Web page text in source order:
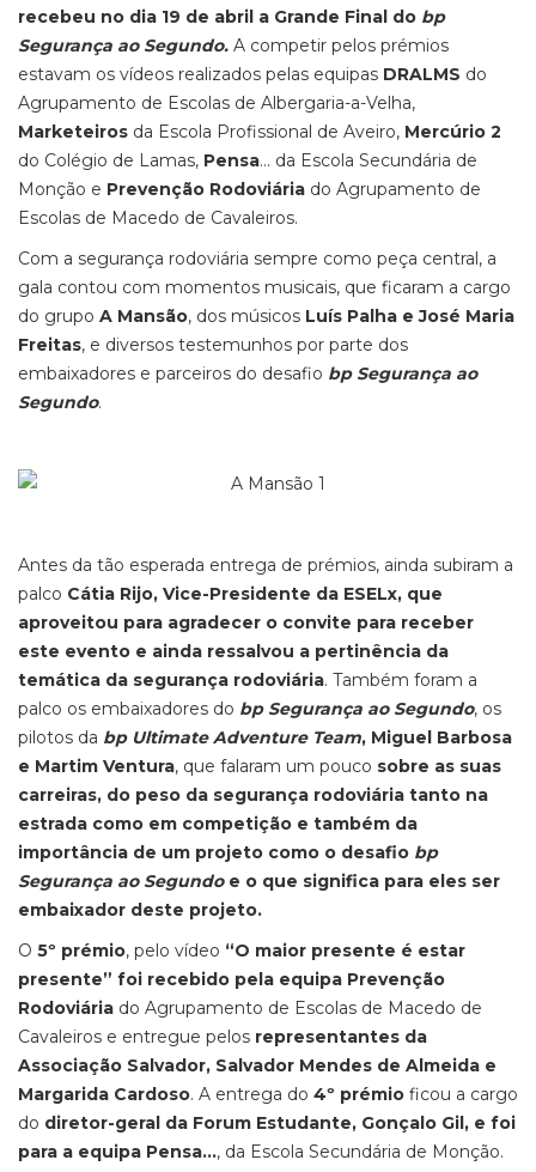
recebeu no dia 19 de abril a Grande Final do bp
Segurança ao Segundo. A competir pelos prémios
estavam os vídeos realizados pelas equipas DRALMS do
Agrupamento de Escolas de Albergaria-a-Velha,
Marketeiros da Escola Profissional de Aveiro, Mercúrio 2
do Colégio de Lamas, Pensa… da Escola Secundária de
Monção e Prevenção Rodoviária do Agrupamento de
Escolas de Macedo de Cavaleiros.
Com a segurança rodoviária sempre como peça central, a
gala contou com momentos musicais, que ficaram a cargo
do grupo A Mansão, dos músicos Luís Palha e José Maria
Freitas, e diversos testemunhos por parte dos
embaixadores e parceiros do desafio bp Segurança ao
Segundo.
Antes da tão esperada entrega de prémios, ainda subiram a
palco Cátia Rijo, Vice-Presidente da ESELx, que
aproveitou para agradecer o convite para receber
este evento e ainda ressalvou a pertinência da
temática da segurança rodoviária. Também foram a
palco os embaixadores do bp Segurança ao Segundo, os
pilotos da bp Ultimate Adventure Team, Miguel Barbosa
e Martim Ventura, que falaram um pouco sobre as suas
carreiras, do peso da segurança rodoviária tanto na
estrada como em competição e também da
importância de um projeto como o desafio bp
Segurança ao Segundo e o que significa para eles ser
embaixador deste projeto.
O 5º prémio, pelo vídeo “O maior presente é estar
presente” foi recebido pela equipa Prevenção
Rodoviária do Agrupamento de Escolas de Macedo de
Cavaleiros e entregue pelos representantes da
Associação Salvador, Salvador Mendes de Almeida e
Margarida Cardoso. A entrega do 4º prémio ficou a cargo
do diretor-geral da Forum Estudante, Gonçalo Gil, e foi
para a equipa Pensa..., da Escola Secundária de Monção.